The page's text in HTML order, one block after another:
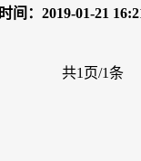
时间：2019-01-21
共1页/1条